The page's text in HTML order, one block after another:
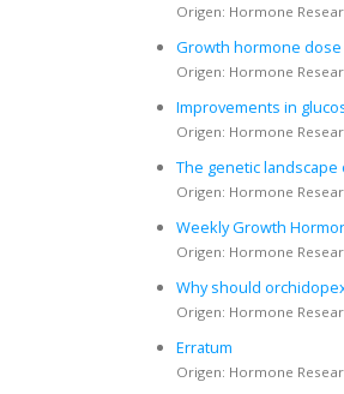
Origen: Hormone
Growth hormone
Origen: Hormone
Improvements in
Origen: Hormone
The genetic
Origen: Hormone
Weekly Growth
Origen: Hormone
Why should
Origen: Hormone
Erratum
Origen: Hormone